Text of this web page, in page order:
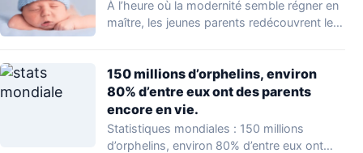
À l’heure où la modernité semble régner en
maître, les jeunes parents redécouvrent le…
150 millions d’orphelins, environ
80% d’entre eux ont des parents
encore en vie.
Statistiques mondiales : 150 millions
d’orphelins, environ 80% d’entre eux ont